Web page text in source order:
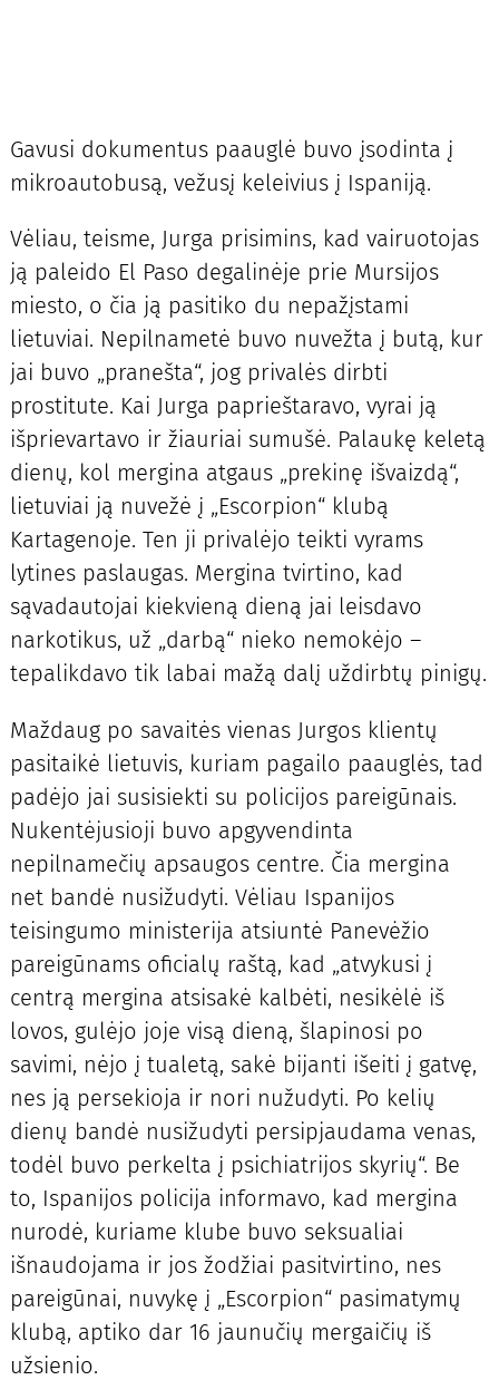
Gavusi dokumentus paauglė buvo įsodinta į
mikroautobusą, vežusį keleivius į Ispaniją.
Vėliau, teisme, Jurga prisimins, kad vairuotojas
ją paleido El Paso degalinėje prie Mursijos
miesto, o čia ją pasitiko du nepažįstami
lietuviai. Nepilnametė buvo nuvežta į butą, kur
jai buvo „pranešta“, jog privalės dirbti
prostitute. Kai Jurga paprieštaravo, vyrai ją
išprievartavo ir žiauriai sumušė. Palaukę keletą
dienų, kol mergina atgaus „prekinę išvaizdą“,
lietuviai ją nuvežė į „Escorpion“ klubą
Kartagenoje. Ten ji privalėjo teikti vyrams
lytines paslaugas. Mergina tvirtino, kad
sąvadautojai kiekvieną dieną jai leisdavo
narkotikus, už „darbą“ nieko nemokėjo –
tepalikdavo tik labai mažą dalį uždirbtų pinigų.
Maždaug po savaitės vienas Jurgos klientų
pasitaikė lietuvis, kuriam pagailo paauglės, tad
padėjo jai susisiekti su policijos pareigūnais.
Nukentėjusioji buvo apgyvendinta
nepilnamečių apsaugos centre. Čia mergina
net bandė nusižudyti. Vėliau Ispanijos
teisingumo ministerija atsiuntė Panevėžio
pareigūnams oficialų raštą, kad „atvykusi į
centrą mergina atsisakė kalbėti, nesikėlė iš
lovos, gulėjo joje visą dieną, šlapinosi po
savimi, nėjo į tualetą, sakė bijanti išeiti į gatvę,
nes ją persekioja ir nori nužudyti. Po kelių
dienų bandė nusižudyti persipjaudama venas,
todėl buvo perkelta į psichiatrijos skyrių“. Be
to, Ispanijos policija informavo, kad mergina
nurodė, kuriame klube buvo seksualiai
išnaudojama ir jos žodžiai pasitvirtino, nes
pareigūnai, nuvykę į „Escorpion“ pasimatymų
klubą, aptiko dar 16 jaunučių mergaičių iš
užsienio.